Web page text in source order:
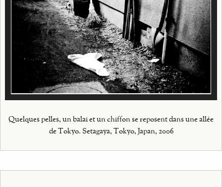
Quelques pelles, un balai et un chiffon se reposent dans une allée
de Tokyo. Setagaya, Tokyo, Japan, 2006